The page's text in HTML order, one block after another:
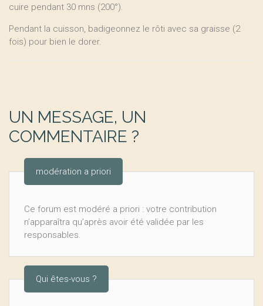
cuire pendant 30 mns (200°).
Pendant la cuisson, badigeonnez le rôti avec sa graisse (2
fois) pour bien le dorer.
UN MESSAGE, UN
COMMENTAIRE ?
modération a priori
Ce forum est modéré a priori : votre contribution
n’apparaîtra qu’après avoir été validée par les
responsables.
Qui êtes-vous ?